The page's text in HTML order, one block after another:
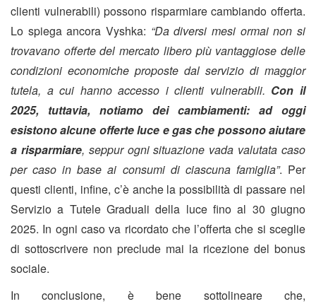
clienti vulnerabili) possono risparmiare cambiando offerta.
Lo spiega ancora Vyshka: “Da diversi mesi ormai non si
trovavano offerte del mercato libero più vantaggiose delle
condizioni economiche proposte dal servizio di maggior
tutela, a cui hanno accesso i clienti vulnerabili. Con il
2025, tuttavia, notiamo dei cambiamenti: ad oggi
esistono alcune offerte luce e gas che possono aiutare
a risparmiare, seppur ogni situazione vada valutata caso
per caso in base ai consumi di ciascuna famiglia”. Per
questi clienti, infine, c’è anche la possibilità di passare nel
Servizio a Tutele Graduali della luce fino al 30 giugno
2025. In ogni caso va ricordato che l’offerta che si sceglie
di sottoscrivere non preclude mai la ricezione del bonus
sociale.
In conclusione, è bene sottolineare che,